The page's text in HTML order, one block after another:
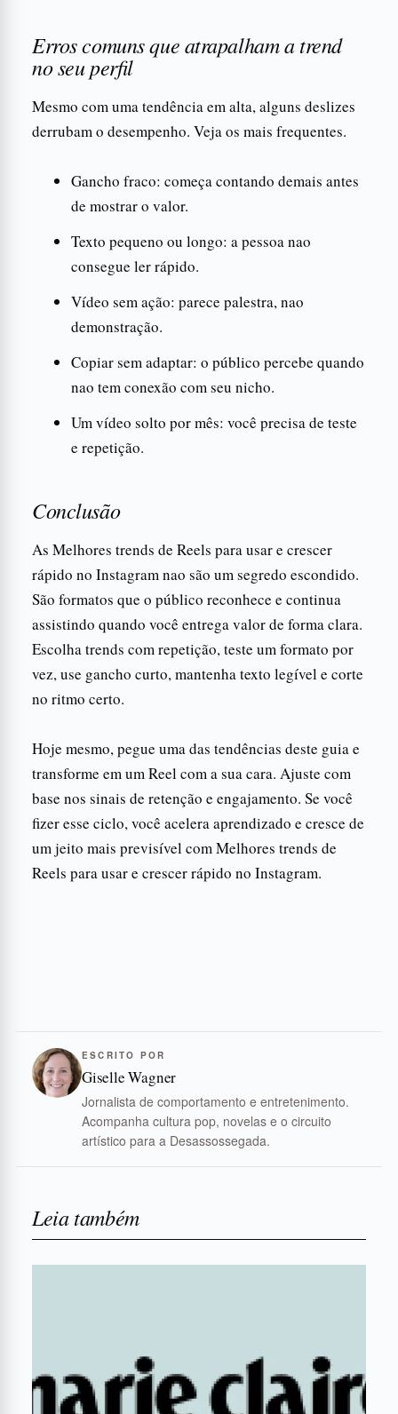
Erros comuns que atrapalham a trend
no seu perfil
Mesmo com uma tendência em alta, alguns deslizes
derrubam o desempenho. Veja os mais frequentes.
Gancho fraco: começa contando demais antes
de mostrar o valor.
Texto pequeno ou longo: a pessoa nao
consegue ler rápido.
Vídeo sem ação: parece palestra, nao
demonstração.
Copiar sem adaptar: o público percebe quando
nao tem conexão com seu nicho.
Um vídeo solto por mês: você precisa de teste
e repetição.
Conclusão
As Melhores trends de Reels para usar e crescer
rápido no Instagram nao são um segredo escondido.
São formatos que o público reconhece e continua
assistindo quando você entrega valor de forma clara.
Escolha trends com repetição, teste um formato por
vez, use gancho curto, mantenha texto legível e corte
no ritmo certo.
Hoje mesmo, pegue uma das tendências deste guia e
transforme em um Reel com a sua cara. Ajuste com
base nos sinais de retenção e engajamento. Se você
fizer esse ciclo, você acelera aprendizado e cresce de
um jeito mais previsível com Melhores trends de
Reels para usar e crescer rápido no Instagram.
ESCRITO POR
Giselle Wagner
Jornalista de comportamento e entretenimento.
Acompanha cultura pop, novelas e o circuito
artístico para a Desassossegada.
Leia também